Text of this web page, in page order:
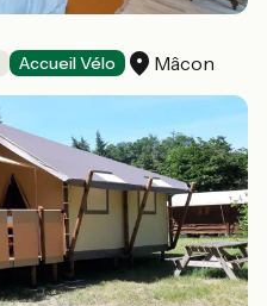
Accueil Vélo Mâcon